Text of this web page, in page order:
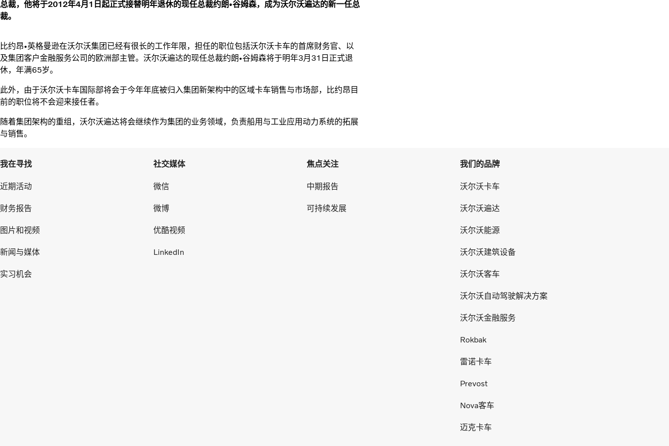
总裁，他将于2012年4月1日起正式接替明年退休的现任总裁约朗•谷姆森，成为沃尔沃遍达的新一任总
裁。
比约昂•英格曼逊在沃尔沃集团已经有很长的工作年限，担任的职位包括沃尔沃卡车的首席财务官、以
及集团客户金融服务公司的欧洲部主管。沃尔沃遍达的现任总裁约朗•谷姆森将于明年3月31日正式退
休，年满65岁。
此外，由于沃尔沃卡车国际部将会于今年年底被归入集团新架构中的区域卡车销售与市场部，比约昂目
前的职位将不会迎来接任者。
随着集团架构的重组，沃尔沃遍达将会继续作为集团的业务领域，负责船用与工业应用动力系统的拓展
与销售。
我在寻找
近期活动
财务报告
图片和视频
新闻与媒体
实习机会
社交媒体
微信
微博
优酷视频
LinkedIn
焦点关注
中期报告
可持续发展
我们的品牌
沃尔沃卡车
沃尔沃遍达
沃尔沃能源
沃尔沃建筑设备
沃尔沃客车
沃尔沃自动驾驶解决方案
沃尔沃金融服务
Rokbak
雷诺卡车
Prevost
Nova客车
迈克卡车